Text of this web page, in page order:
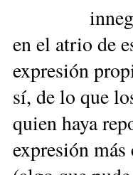
en el atrio de
expresión
sí, de lo que
quien haya
expresión